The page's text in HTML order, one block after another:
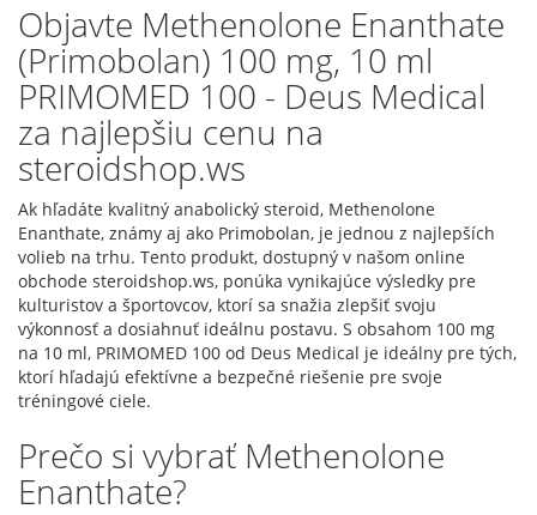
Objavte Methenolone Enanthate
(Primobolan) 100 mg, 10 ml
PRIMOMED 100 - Deus Medical
za najlepšiu cenu na
steroidshop.ws
Ak hľadáte kvalitný anabolický steroid, Methenolone
Enanthate, známy aj ako Primobolan, je jednou z najlepších
volieb na trhu. Tento produkt, dostupný v našom online
obchode steroidshop.ws, ponúka vynikajúce výsledky pre
kulturistov a športovcov, ktorí sa snažia zlepšiť svoju
výkonnosť a dosiahnuť ideálnu postavu. S obsahom 100 mg
na 10 ml, PRIMOMED 100 od Deus Medical je ideálny pre tých,
ktorí hľadajú efektívne a bezpečné riešenie pre svoje
tréningové ciele.
Prečo si vybrať Methenolone
Enanthate?